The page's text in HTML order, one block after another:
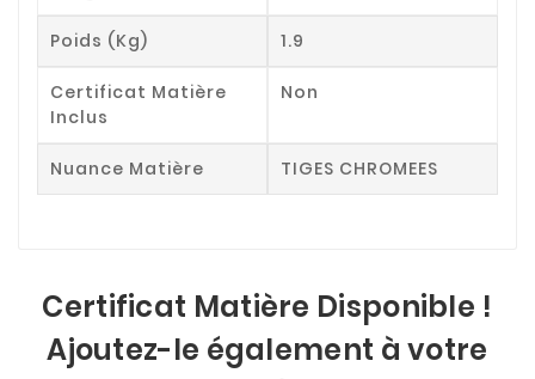
Poids (kg) 1.9
Certificat Matière
Inclus
Non
Nuance Matière TIGES CHROMEES
Certificat Matière Disponible !
Ajoutez-le également à votre